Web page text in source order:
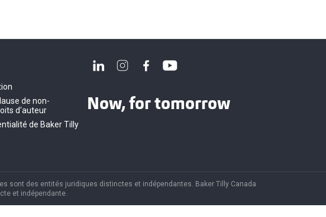
de non-
d'auteur
de Baker Tilly
Now, for tomorrow
sont des entités juridiques distinctes et indépendantes. Baker Tilly Canada
et indépendante.